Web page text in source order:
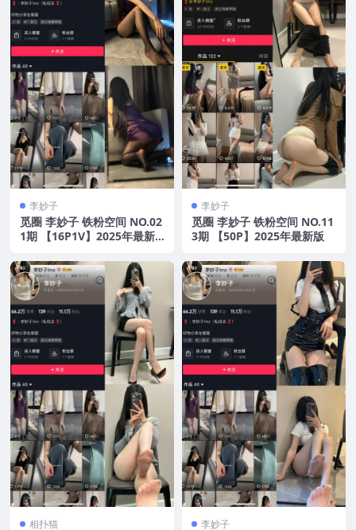
李妙子
觅圈 李妙子 铁粉空间 NO.02
1期 【16P1V】2025年最新
李妙子
觅圈 李妙子 铁粉空间 NO.11
3期 【50P】2025年最新版
相扑猫 李妙子